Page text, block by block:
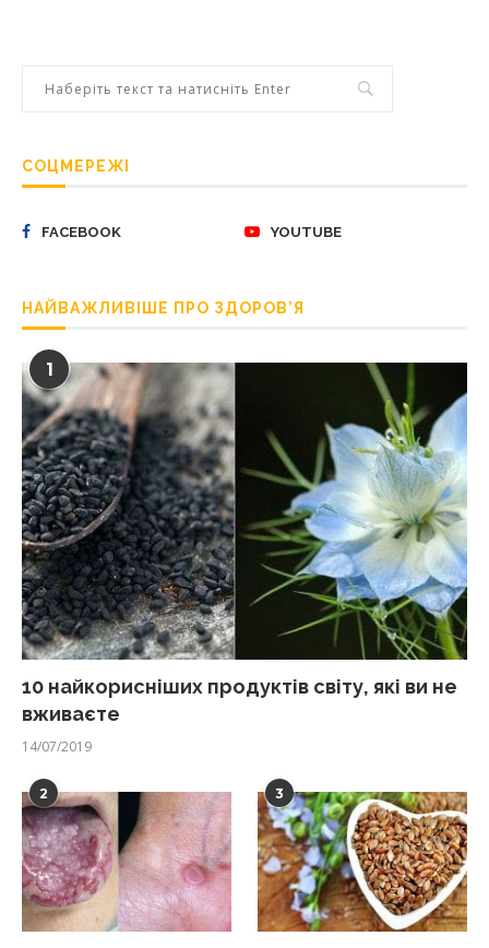
СОЦМЕРЕЖІ
FACEBOOK YOUTUBE
НАЙВАЖЛИВІШЕ ПРО ЗДОРОВ’Я
1
10 найкорисніших продуктів світу, які ви не
вживаєте
14/07/2019
2 3